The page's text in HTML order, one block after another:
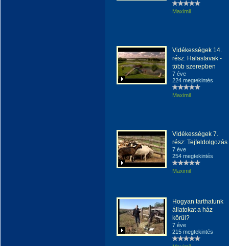
Maximil
Vidékességek 14.
rész: Halastavak -
több szerepben
7 éve
224 megtekintés
Maximil
Vidékességek 7.
rész: Tejfeldolgozás
7 éve
254 megtekintés
Maximil
Hogyan tarthatunk
állatokat a ház
körül?
7 éve
215 megtekintés